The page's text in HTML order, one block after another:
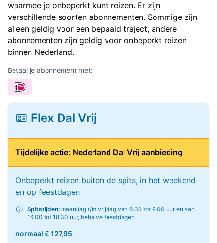
waarmee je onbeperkt kunt reizen. Er zijn
verschillende soorten abonnementen. Sommige zijn
alleen geldig voor een bepaald traject, andere
abonnementen zijn geldig voor onbeperkt reizen
binnen Nederland.
Betaal je abonnement met:
Flex Dal Vrij
Tijdelijke actie: Nederland Dal Vrij aanbieding
Onbeperkt reizen buiten de spits, in het weekend
en op feestdagen
Spitstijden: maandag t/m vrijdag van 6.30 tot 9.00 uur en van
16.00 tot 18.30 uur, behalve feestdagen
normaal € 127,95